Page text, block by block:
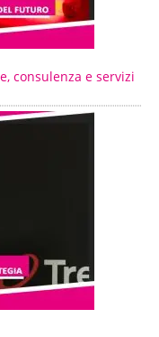
consulenza e servizi